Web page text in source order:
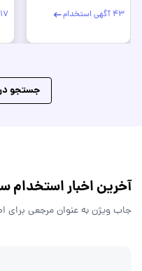
43 آگهی استخدام 17 آگهی استخدام
جستجو
آخرین اخبار استخدام
جاب ویژن به عنوان مرجعی برای